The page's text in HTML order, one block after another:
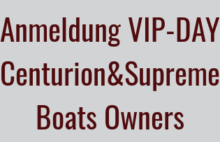
Anmeldung VIP-DAY
Centurion&Supreme
Boats Owners